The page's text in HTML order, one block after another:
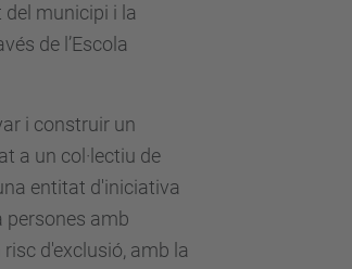
del municipi i la
de l’Escola
i construir un
a un col·lectiu de
entitat d'iniciativa
persones amb
d'exclusió, amb la